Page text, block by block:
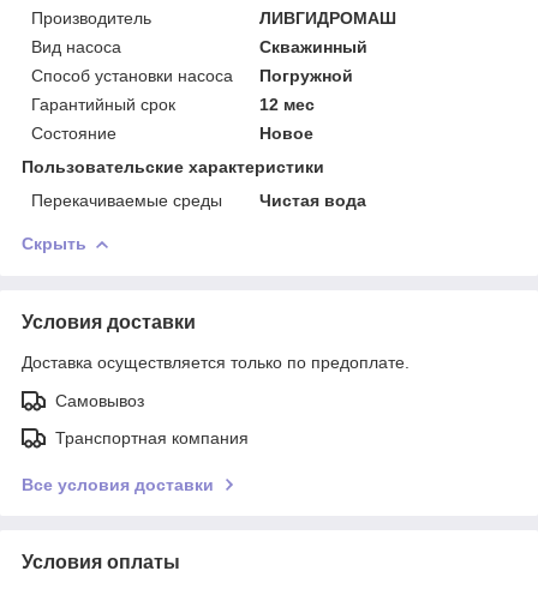
Производитель
ЛИВГИДРОМАШ
Вид насоса
Скважинный
Способ установки насоса
Погружной
Гарантийный срок
12 мес
Состояние
Новое
Пользовательские характеристики
Перекачиваемые среды
Чистая вода
Скрыть
Условия доставки
Доставка осуществляется только по предоплате.
Самовывоз
Транспортная компания
Все условия доставки
Условия оплаты